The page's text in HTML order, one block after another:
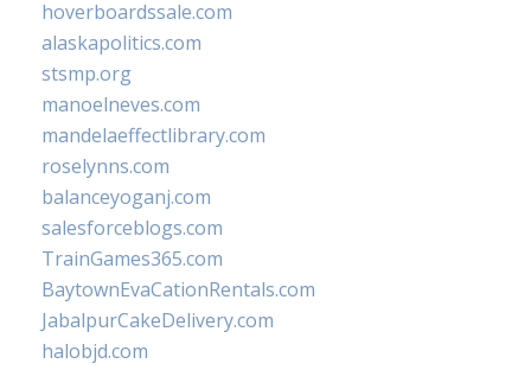
hoverboardssale.com
alaskapolitics.com
stsmp.org
manoelneves.com
mandelaeffectlibrary.com
roselynns.com
balanceyoganj.com
salesforceblogs.com
TrainGames365.com
BaytownEvaCationRentals.com
JabalpurCakeDelivery.com
halobjd.com